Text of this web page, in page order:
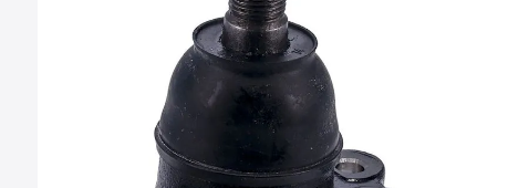
chevrolet sail
chevrolet spark gt
mazda 2